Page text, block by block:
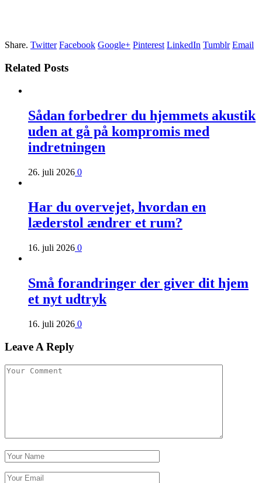
Share. Twitter Facebook Google+ Pinterest LinkedIn Tumblr Email
Related Posts
Sådan forbedrer du hjemmets akustik
uden at gå på kompromis med
indretningen
26. juli 2026 0
Har du overvejet, hvordan en
læderstol ændrer et rum?
16. juli 2026 0
Små forandringer der giver dit hjem
et nyt udtryk
16. juli 2026 0
Leave A Reply